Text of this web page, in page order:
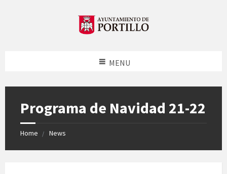
MENU
Programa de Navidad 21-22
Home News